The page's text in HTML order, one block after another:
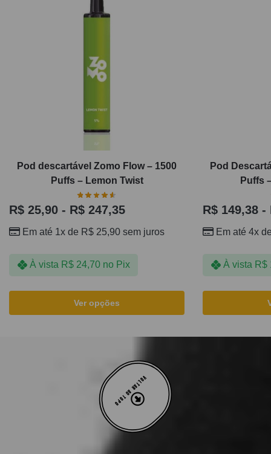
Pod descartável Zomo Flow – 1500
Puffs – Lemon Twist
R$ 25,90 - R$ 247,35
Em até 1x de R$ 25,90 sem juros
À vista R$24,70 no Pix
Ver opções
Pod
Puffs
R$ 149,38 -
Em até 4x
À vista R$
VOLTAR AO TOPO